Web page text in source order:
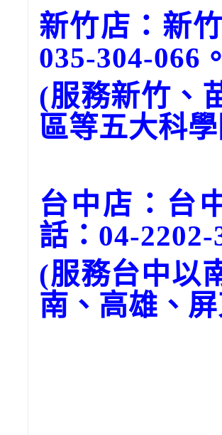
新竹店：新
035-304-066。
(服務新竹、
區等五大科
台中店：台
話：04-2202-
(服務台中以
南、高雄、